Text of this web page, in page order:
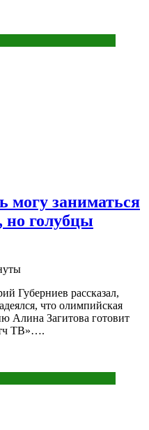
могу заниматься
но голубцы
Губерниев рассказал,
что олимпийская
Алина Загитова готовит
ТВ»….